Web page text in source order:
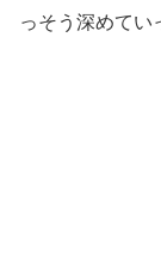
っそう深めてい